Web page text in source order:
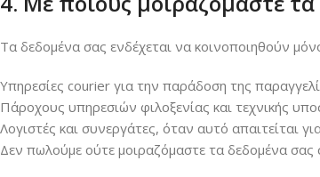
Τα δεδομένα σας ενδέχεται να κοινοποιηθούν
Υπηρεσίες courier για την παράδοση της
Πάροχους υπηρεσιών φιλοξενίας και τεχνικής
Λογιστές και συνεργάτες, όταν αυτό απαιτείται
Δεν πωλούμε ούτε μοιραζόμαστε τα δεδομένα σας